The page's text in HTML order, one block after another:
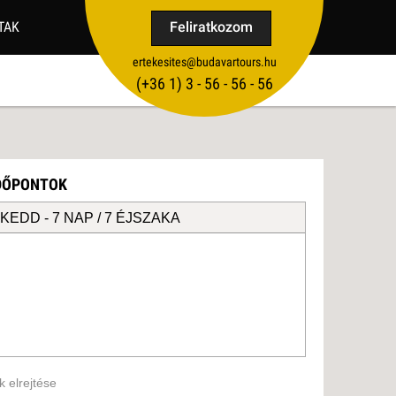
Feliratkozom
ertekesites@budavartours.hu
(+36­ 1) 3 - 56 - 56 - 56
TIPPEK
VISSZAJELZÉS KÜLDÉSE
- 7 NAP / 7 ÉJSZAKA
elrejtése